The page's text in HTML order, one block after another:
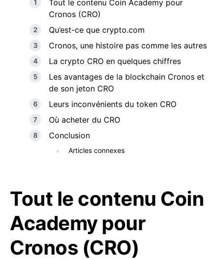
Tout le contenu Coin Academy pour
Cronos (CRO)
Qu’est-ce que crypto.com
Cronos, une histoire pas comme les autres
La crypto CRO en quelques chiffres
Les avantages de la blockchain Cronos et
de son jeton CRO
Leurs inconvénients du token CRO
Où acheter du CRO
Conclusion
Articles connexes
Tout le contenu Coin
Academy pour
Cronos (CRO)